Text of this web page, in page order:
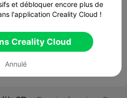
et débloquer encore plus de
l'application Creality Cloud !
Creality Cloud
Annulé